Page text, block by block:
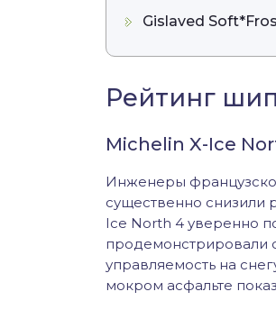
Gislaved
Рейтинг
Michelin X-Ice
Инженеры
существенно снизили
Ice North 4 уверенно
продемонстрировали
управляемость на
мокром асфальте